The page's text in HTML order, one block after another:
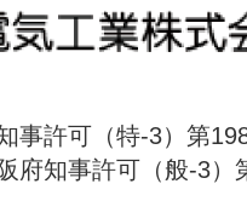
事許可（特-3）第
知事許可（般-3）